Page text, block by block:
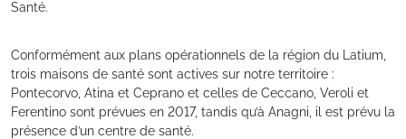
Santé.
Conformément aux plans opérationnels de la région du Latium,
trois maisons de santé sont actives sur notre territoire :
Pontecorvo, Atina et Ceprano et celles de Ceccano, Veroli et
Ferentino sont prévues en 2017, tandis qu’à Anagni, il est prévu la
présence d’un centre de santé.